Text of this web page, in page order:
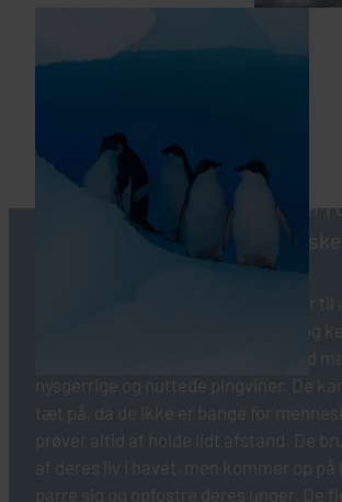
HER SKAL I BO
Antarktis
M/S Fridtjof Nansen eller M/
Amundsen, HX
PINGVINERNE I ANTARKTIS
De fleste tænker nok på
tænker på Antarktis. Og der lever
omkring 12 millioner pingviner
milde forhold på Den
De mest almindelige, som I kommer til
og på isen, er adelie-, rem-, æsel- og
Undervejs tager I ud til kolonier med
nysgerrige og nuttede pingviner. De
tæt på, da de ikke er bange for
prøver altid at holde lidt afstand. De
af deres liv i havet, men kommer op på
parre sig og opfostre deres unger. De